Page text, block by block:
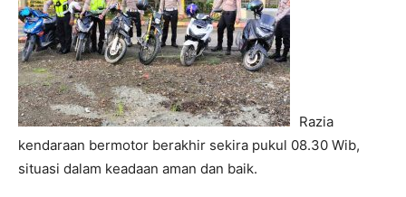
Razia
kendaraan bermotor berakhir sekira pukul 08.30 Wib,
situasi dalam keadaan aman dan baik.